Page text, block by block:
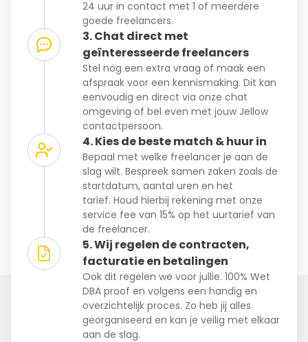
24 uur in contact met 1 of meerdere
goede freelancers.
3. Chat direct met
geïnteresseerde freelancers
Stel nog een extra vraag of maak een
afspraak voor een kennismaking. Dit kan
eenvoudig en direct via onze chat
omgeving of bel even met jouw Jellow
contactpersoon.
4. Kies de beste match & huur in
Bepaal met welke freelancer je aan de
slag wilt. Bespreek samen zaken zoals de
startdatum, aantal uren en het
tarief. Houd hierbij rekening met onze
service fee van 15% op het uurtarief van
de freelancer.
5. Wij regelen de contracten,
facturatie en betalingen
Ook dit regelen we voor jullie. 100% Wet
DBA proof en volgens een handig en
overzichtelijk proces. Zo heb jij alles
georganiseerd en kan je veilig met elkaar
aan de slag.